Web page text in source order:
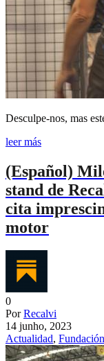
Desculpe-nos, mas
leer más
(Español)
stand de
cita
motor
0
PorRecalvi
14 junho, 2023
Actualidad,